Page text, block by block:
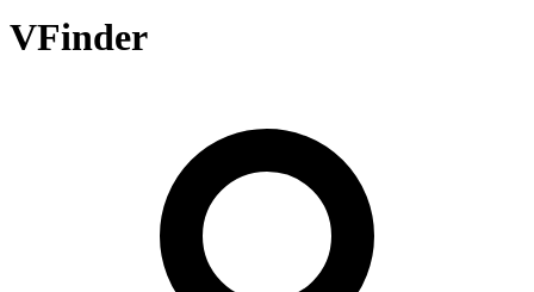
VFinder